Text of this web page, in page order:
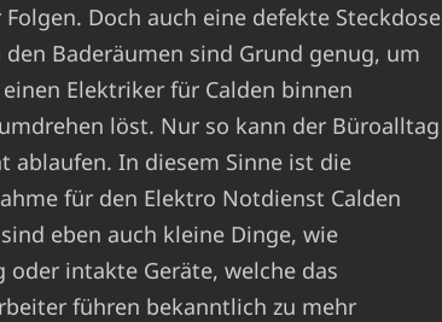
Doch auch eine defekte Steckdose
Baderäumen sind Grund genug, um
Elektriker für Calden binnen
löst. Nur so kann der Büroalltag
In diesem Sinne ist die
für den Elektro Notdienst Calden
eben auch kleine Dinge, wie
intakte Geräte, welche das
führen bekanntlich zu mehr